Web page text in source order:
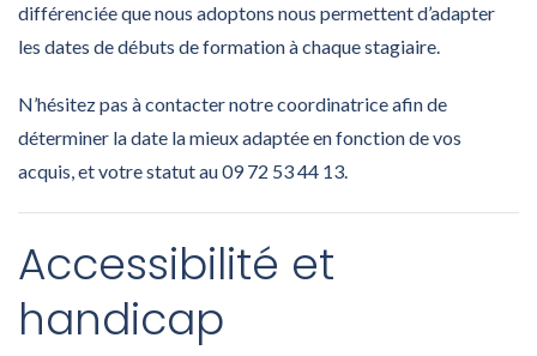
différenciée que nous adoptons nous permettent d’adapter
les dates de débuts de formation à chaque stagiaire.
N’hésitez pas à contacter notre coordinatrice afin de
déterminer la date la mieux adaptée en fonction de vos
acquis, et votre statut au 09 72 53 44 13.
Accessibilité et
handicap